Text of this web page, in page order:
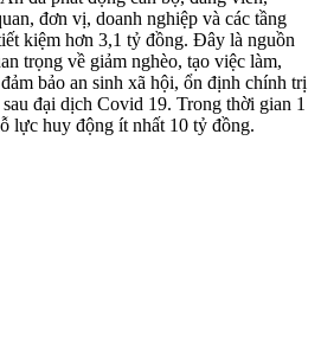
đơn vị, doanh nghiệp và các tầng
kiệm hơn 3,1 tỷ đồng. Đây là nguồn
trọng về giảm nghèo, tạo việc làm,
bảo an sinh xã hội, ổn định chính trị
đại dịch Covid 19. Trong thời gian 1
lực huy động ít nhất 10 tỷ đồng.